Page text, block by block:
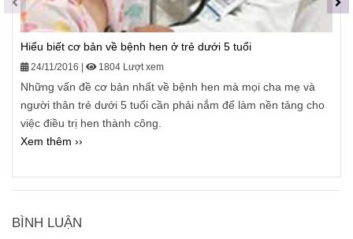
Hiểu biết cơ bản về bệnh hen ở trẻ dưới 5 tuổi
24/11/2016 | 1804 Lượt xem
Những vấn đề cơ bản nhất về bệnh hen mà mọi cha mẹ và
người thân trẻ dưới 5 tuổi cần phải nắm để làm nền tảng cho
việc điều trị hen thành công.
Xem thêm ››
BÌNH LUẬN